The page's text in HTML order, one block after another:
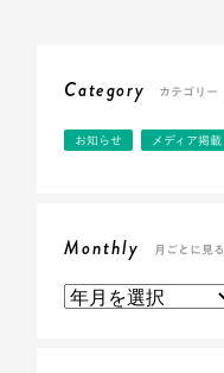
Category カテゴリー
お知らせ メディア掲載
Monthly 月ごとに見る